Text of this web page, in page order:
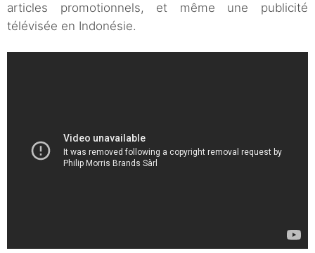
articles promotionnels, et même une publicité
télévisée en Indonésie.